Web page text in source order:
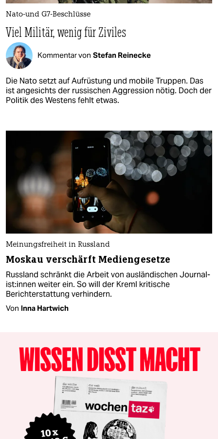
Nato-und G7-Beschlüsse
Viel Militär, wenig für Ziviles
Kommentar von Stefan Reinecke
Die Nato setzt auf Aufrüstung und mobile Truppen. Das
ist angesichts der russischen Aggression nötig. Doch der
Politik des Westens fehlt etwas.
Meinungsfreiheit in Russland
Moskau verschärft Mediengesetze
Russland schränkt die Arbeit von ausländischen Jour­nal­
is­t:in­nen weiter ein. So will der Kreml kritische
Berichterstattung verhindern.
Von Inna Hartwich